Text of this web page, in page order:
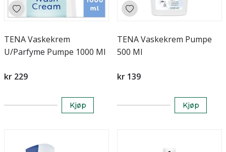
TENA Vaskekrem
U/Parfyme Pumpe 1000 Ml
kr 229
Kjøp
TENA Vaskekrem Pumpe
500 Ml
kr 139
Kjøp